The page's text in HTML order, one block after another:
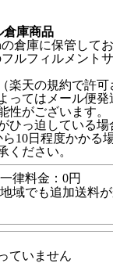
倉庫商品
倉庫に保管してお
ルフィルメント
天の規約で許可
ってはメール便発
性がございます。
っ迫している場
10日程度かかる
ださい。
律料金：0円
域でも追加送料
ていません